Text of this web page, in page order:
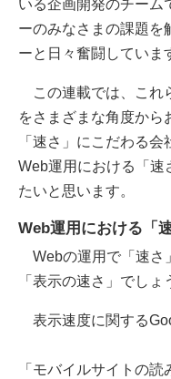
いる企画開発のチーム
ーのみなさまの課題を
ーと日々奮闘していま
この連載では、これ
をさまざまな角度か
「速さ」にこだわる
Web運用における「速
たいと思います。
Web運用における「
Webの運用で「速さ
「表示の速さ」でしょ
表示速度に関する
「モバイルサイトの